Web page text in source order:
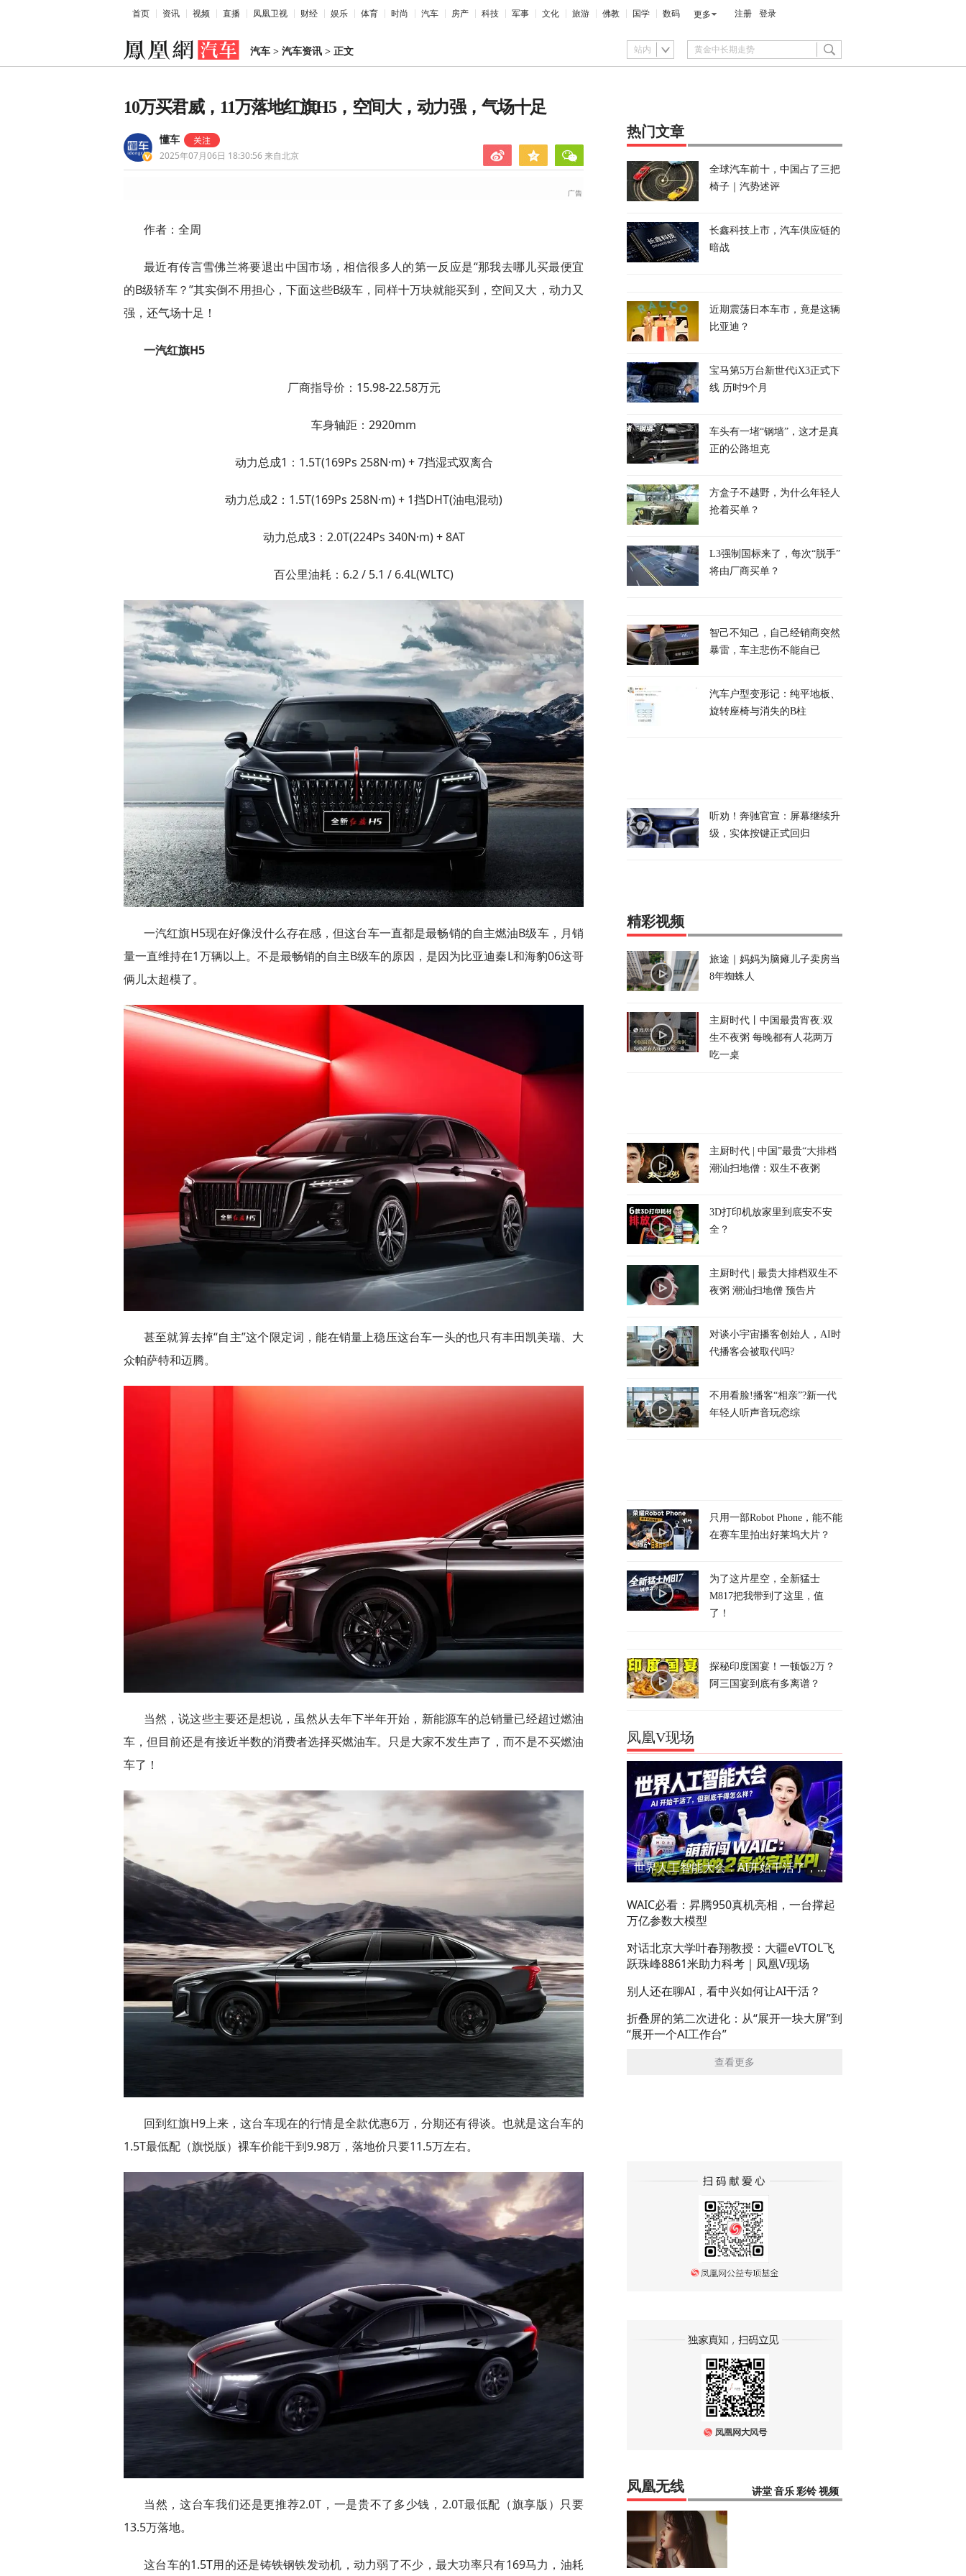
首页 资讯 视频 直播 凤凰卫视 财经 娱乐 体育 时尚 汽车 房产 科技 军事 文化 旅游 佛教 国学 数码 更多 注册 登录
汽车 > 汽车资讯 > 正文 站内
10万买君威，11万落地红旗H5，空间大，动力强，气场十足
懂车
2025年07月06日 18:30:56来自北京
作者：全周
最近有传言雪佛兰将要退出中国市场，相信很多人的第一反应是“那我去哪儿买最便宜
的B级轿车？”其实倒不用担心，下面这些B级车，同样十万块就能买到，空间又大，动力又
强，还气场十足！
一汽红旗H5
厂商指导价：15.98-22.58万元
车身轴距：2920mm
动力总成1：1.5T(169Ps 258N·m) + 7挡湿式双离合
动力总成2：1.5T(169Ps 258N·m) + 1挡DHT(油电混动)
动力总成3：2.0T(224Ps 340N·m) + 8AT
百公里油耗：6.2 / 5.1 / 6.4L(WLTC)
一汽红旗H5现在好像没什么存在感，但这台车一直都是最畅销的自主燃油B级车，月销
量一直维持在1万辆以上。不是最畅销的自主B级车的原因，是因为比亚迪秦L和海豹06这哥
俩儿太超模了。
甚至就算去掉“自主”这个限定词，能在销量上稳压这台车一头的也只有丰田凯美瑞、大
众帕萨特和迈腾。
当然，说这些主要还是想说，虽然从去年下半年开始，新能源车的总销量已经超过燃油
车，但目前还是有接近半数的消费者选择买燃油车。只是大家不发生声了，而不是不买燃油
车了！
回到红旗H9上来，这台车现在的行情是全款优惠6万，分期还有得谈。也就是这台车的
1.5T最低配（旗悦版）裸车价能干到9.98万，落地价只要11.5万左右。
当然，这台车我们还是更推荐2.0T，一是贵不了多少钱，2.0T最低配（旗享版）只要
13.5万落地。
这台车的1.5T用的还是铸铁钢铁发动机，动力弱了不少，最大功率只有169马力，油耗
热门文章
全球汽车前十，中国占了三把
椅子｜汽势述评
长鑫科技上市，汽车供应链的
暗战
近期震荡日本车市，竟是这辆
比亚迪？
宝马第5万台新世代iX3正式下
线 历时9个月
车头有一堵“钢墙”，这才是真
正的公路坦克
方盒子不越野，为什么年轻人
抢着买单？
L3强制国标来了，每次“脱手”
将由厂商买单？
智己不知己，自己经销商突然
暴雷，车主悲伤不能自已
汽车户型变形记：纯平地板、
旋转座椅与消失的B柱
听劝！奔驰官宣：屏幕继续升
级，实体按键正式回归
精彩视频
旅途｜妈妈为脑瘫儿子卖房当
8年蜘蛛人
主厨时代丨中国最贵宵夜:双
生不夜粥 每晚都有人花两万
吃一桌
主厨时代 | 中国”最贵“大排档
潮汕扫地僧：双生不夜粥
3D打印机放家里到底安不安
全？
主厨时代 | 最贵大排档双生不
夜粥 潮汕扫地僧 预告片
对谈小宇宙播客创始人，AI时
代播客会被取代吗?
不用看脸!播客“相亲”?新一代
年轻人听声音玩恋综
只用一部Robot Phone，能不能
在赛车里拍出好莱坞大片？
为了这片星空，全新猛士
M817把我带到了这里，值
了！
探秘印度国宴！一顿饭2万？
阿三国宴到底有多离谱？
凤凰V现场
世界人工智能大会：AI开始干活了，但到底干的怎么样？萌新闯WAIC
WAIC必看：昇腾950真机亮相，一台撑起
万亿参数大模型
对话北京大学叶春翔教授：大疆eVTOL飞
跃珠峰8861米助力科考｜凤凰V现场
别人还在聊AI，看中兴如何让AI干活？
折叠屏的第二次进化：从“展开一块大屏”到
“展开一个AI工作台”
查看更多
讲堂 音乐 彩铃 视频
凤凰无线